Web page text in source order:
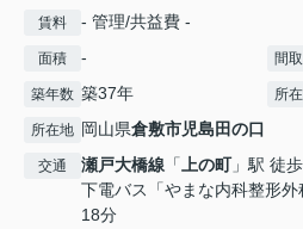
賃料 - 管理/共益費 -
面積 - 間
築年数 築37年 所
所在地 岡山県倉敷市児島田の口
交通 瀬戸大橋線 「上の町」駅 徒
下電バス「やまな内科整形
18分